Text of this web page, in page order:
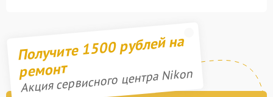
Получите 1500 рублей на
ремонт
Акция сервисного центра Nikon